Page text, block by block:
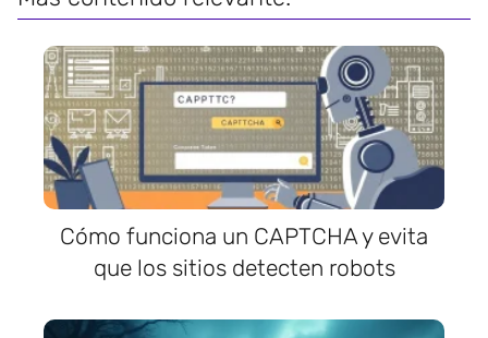
Cómo funciona un CAPTCHA y evita
que los sitios detecten robots